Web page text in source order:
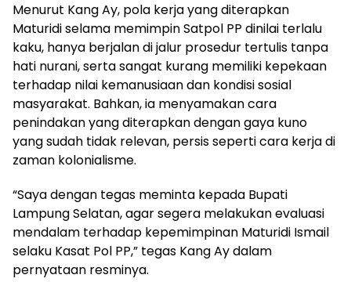
Menurut Kang Ay, pola kerja yang diterapkan
Maturidi selama memimpin Satpol PP dinilai terlalu
kaku, hanya berjalan di jalur prosedur tertulis tanpa
hati nurani, serta sangat kurang memiliki kepekaan
terhadap nilai kemanusiaan dan kondisi sosial
masyarakat. Bahkan, ia menyamakan cara
penindakan yang diterapkan dengan gaya kuno
yang sudah tidak relevan, persis seperti cara kerja di
zaman kolonialisme.
“Saya dengan tegas meminta kepada Bupati
Lampung Selatan, agar segera melakukan evaluasi
mendalam terhadap kepemimpinan Maturidi Ismail
selaku Kasat Pol PP,” tegas Kang Ay dalam
pernyataan resminya.